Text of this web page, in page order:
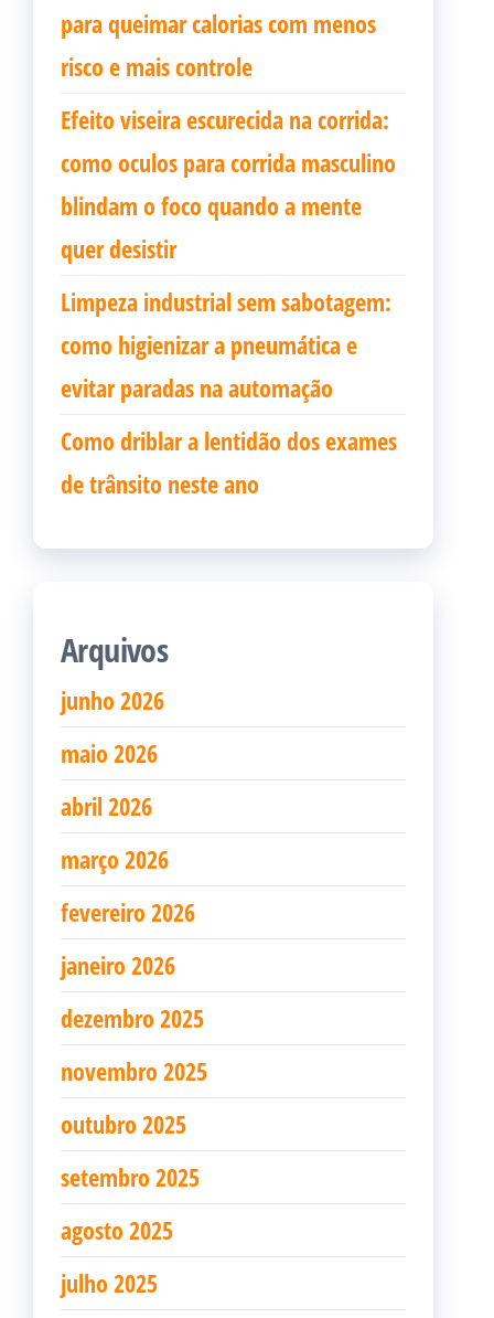
para queimar calorias com menos
risco e mais controle
Efeito viseira escurecida na corrida:
como oculos para corrida masculino
blindam o foco quando a mente
quer desistir
Limpeza industrial sem sabotagem:
como higienizar a pneumática e
evitar paradas na automação
Como driblar a lentidão dos exames
de trânsito neste ano
Arquivos
junho 2026
maio 2026
abril 2026
março 2026
fevereiro 2026
janeiro 2026
dezembro 2025
novembro 2025
outubro 2025
setembro 2025
agosto 2025
julho 2025